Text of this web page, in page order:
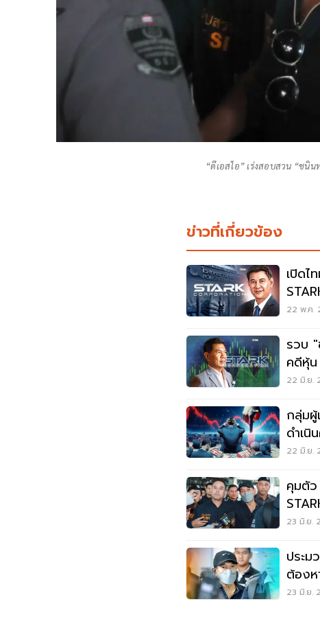
“ดีเอสไอ” เร่งสอบสวน “ชนิ
ข่าวที่เกี่ยวข้อง
เปิดไ
รพ.ต
22 พ.ค.
รวบ
คดีหุ้น
พรุ่งนี้
22 มิ.ย.
กลุ่มผู้
ดำเ
22 มิ.ย.
คุมตั
24 มิ
23 มิ.ย.
ประ
ต้องห
ล้าน
23 มิ.ย.